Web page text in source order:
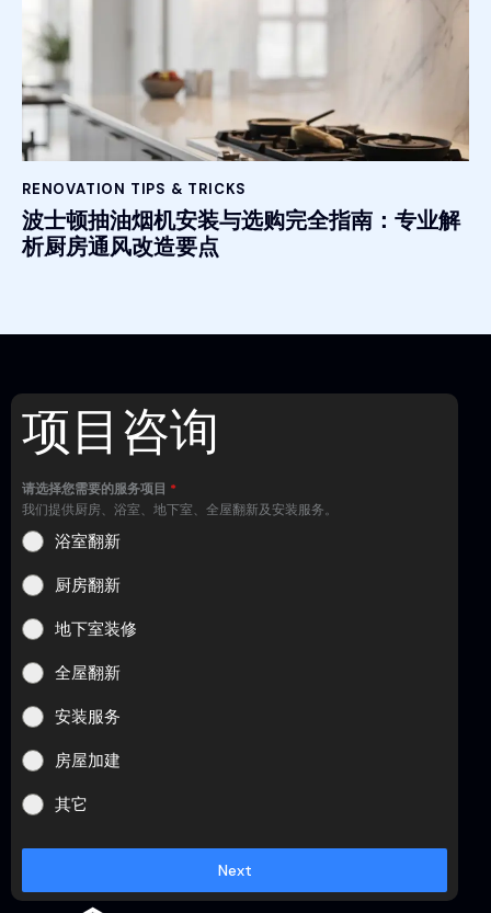
RENOVATION TIPS & TRICKS
波士顿抽油烟机安装与选购完全指南：专业解
析厨房通风改造要点
项目咨询
请选择您需要的服务项目 *
我们提供厨房、浴室、地下室、全屋翻新及安装服务。
浴室翻新
厨房翻新
地下室装修
全屋翻新
安装服务
房屋加建
其它
Next